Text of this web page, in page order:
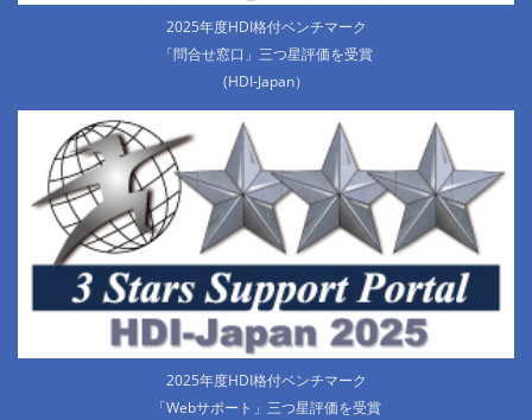
2025年度HDI格付ベンチマーク
「問合せ窓口」三つ星評価を受賞
(HDI-Japan）
2025年度HDI格付ベンチマーク
「Webサポート」三つ星評価を受賞